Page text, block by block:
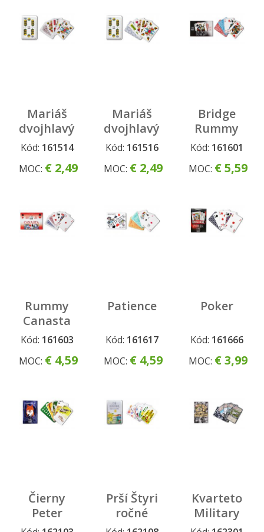
Mariáš
dvojhlavý
-
Kód: 161514
MOC: € 2,49
Mariáš
dvojhlavý
- kára
Kód: 161516
MOC: € 2,49
Bridge
Rummy
Kód: 161601
MOC: € 5,59
Rummy
Canasta
Kód: 161603
MOC: € 4,59
Patience
Kód: 161617
MOC: € 4,59
Poker
Kód: 161666
MOC: € 3,99
Čierny
Peter
Zvieratká
Prší Štyri
ročné
obdobia
Kvarteto
Military
Lietadlá